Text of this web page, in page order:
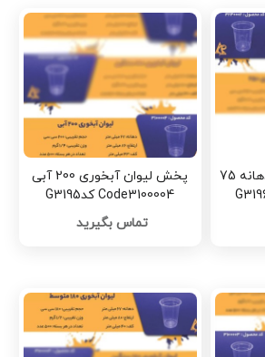
پخش لیوان آبخوری دهانه 75
پخش لیوان آبخوری 200 آبی
Code3100004 کدG3195
تماس بگیرید